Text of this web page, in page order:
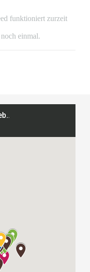
funktioniert zurzeit
einmal.